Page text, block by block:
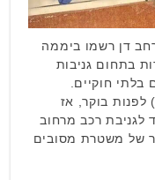
דן רשמו ביממה
בתחום גניבות
חוקיים.
בוקר, אז
רכב מרחוב
של משטרת מסובים